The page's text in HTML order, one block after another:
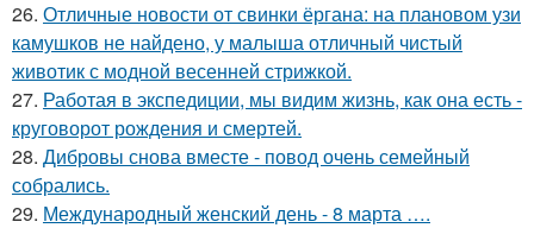
26. Отличные новости от свинки ёргана: на плановом узи
камушков не найдено, у малыша отличный чистый
животик с модной весенней стрижкой.
27. Работая в экспедиции, мы видим жизнь, как она есть -
круговорот рождения и смертей.
28. Дибровы снова вместе - повод очень семейный
собрались.
29. Международный женский день - 8 марта ….